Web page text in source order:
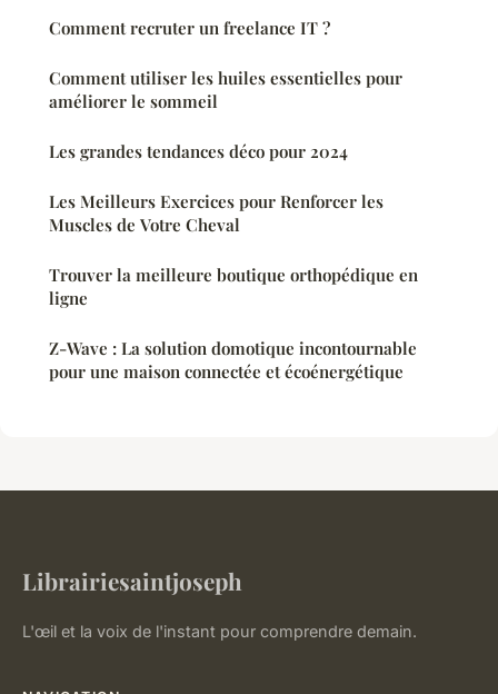
Comment recruter un freelance IT ?
Comment utiliser les huiles essentielles pour
améliorer le sommeil
Les grandes tendances déco pour 2024
Les Meilleurs Exercices pour Renforcer les
Muscles de Votre Cheval
Trouver la meilleure boutique orthopédique en
ligne
Z-Wave : La solution domotique incontournable
pour une maison connectée et écoénergétique
Librairiesaintjoseph
L'œil et la voix de l'instant pour comprendre demain.